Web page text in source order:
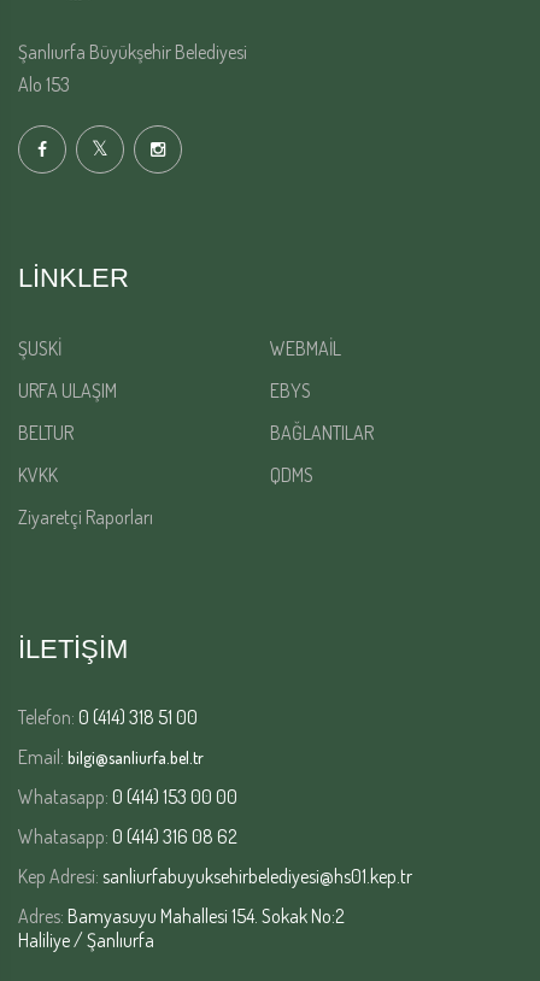
Şanlıurfa Büyükşehir Belediyesi
Alo 153
LINKLER
ŞUSKİ
WEBMAİL
URFA ULAŞIM
EBYS
BELTUR
BAĞLANTILAR
KVKK
QDMS
Ziyaretçi Raporları
İLETİŞİM
Telefon: 0 (414) 318 51 00
Email: bilgi@sanliurfa.bel.tr
Whatasapp: 0 (414) 153 00 00
Whatasapp: 0 (414) 316 08 62
Kep Adresi: sanliurfabuyuksehirbelediyesi@hs01.kep.tr
Adres: Bamyasuyu Mahallesi 154. Sokak No:2
Haliliye / Şanlıurfa